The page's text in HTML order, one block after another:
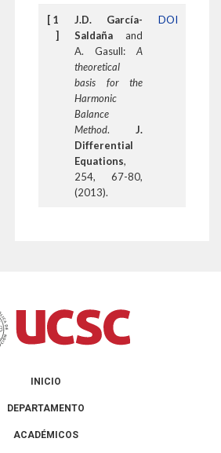
[ 1
]
J.D. García-
Saldañaand
A. Gasull:A
theoretical
basis for the
Harmonic
Balance
Method.J.
Differential
Equations,
254, 67-80,
(2013).
DOI
INICIO
DEPARTAMENTO
ACADÉMICOS